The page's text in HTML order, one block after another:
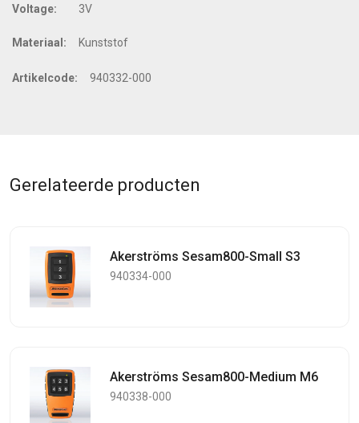
Voltage: 3V
Materiaal: Kunststof
Artikelcode: 940332-000
Gerelateerde producten
Akerströms Sesam800-Small S3
940334-000
Akerströms Sesam800-Medium M6
940338-000